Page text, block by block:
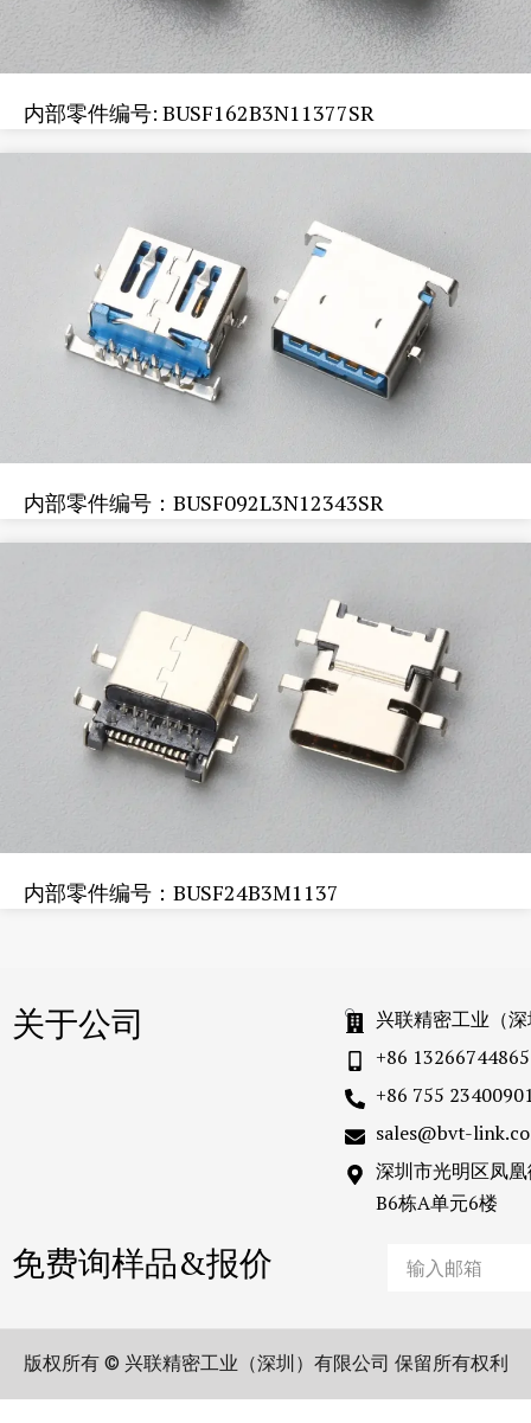
内部零件编号: BUSF162B3N11377SR
内部零件编号：BUSF092L3N12343SR
内部零件编号：BUSF24B3M1137
关于公司
兴联精密工业（
+86 13266744865
+86 755
sales@bvt-
深圳市光明区凤
B6栋A单元6楼
免费询样品&报价
版权所有 © 兴联精密工业（深圳）有限公司 保留所有权利